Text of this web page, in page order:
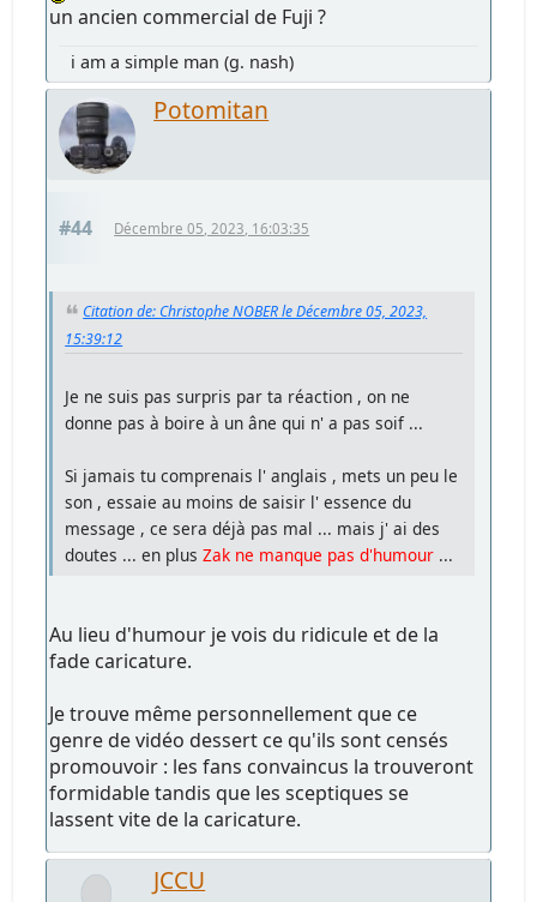
un ancien commercial de Fuji ?
i am a simple man (g. nash)
Potomitan
#44 Décembre 05, 2023, 16:03:35
Citation de: Christophe NOBER le Décembre 05, 2023,
15:39:12
Je ne suis pas surpris par ta réaction , on ne
donne pas à boire à un âne qui n' a pas soif ...
Si jamais tu comprenais l' anglais , mets un peu le
son , essaie au moins de saisir l' essence du
message , ce sera déjà pas mal ... mais j' ai des
doutes ... en plusZak ne manque pas d'humour ...
Au lieu d'humour je vois du ridicule et de la
fade caricature.
Je trouve même personnellement que ce
genre de vidéo dessert ce qu'ils sont censés
promouvoir : les fans convaincus la trouveront
formidable tandis que les sceptiques se
lassent vite de la caricature.
JCCU